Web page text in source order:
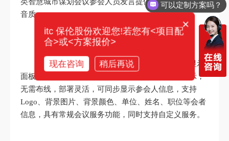
音质。
itc电子桌牌采用更加低碳环保的电子墨水屏为显示
面板，双屏可选择投不同的内容，支持多行文字显示，
无需布线，部署灵活，可同步显示参会人信息，支持
Logo、背景图片、背景颜色、单位、姓名、职位等会者
信息，具有常规会议服务功能，同时支持自定义服务。
可以定制方案吗？
×
itc 保伦股份欢迎您!若您有<项目配
合>或<方案报价>
现在咨询 稍后再说